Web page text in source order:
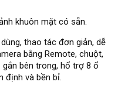
khuôn mặt có sẵn.
thao tác đơn giản, dễ
bằng Remote, chuột,
bên trong, hổ trợ 8 ổ
định và bền bỉ.